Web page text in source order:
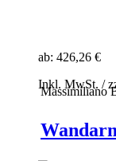
ab: 426,26 €
Inkl. MwSt. /
Massimiliano